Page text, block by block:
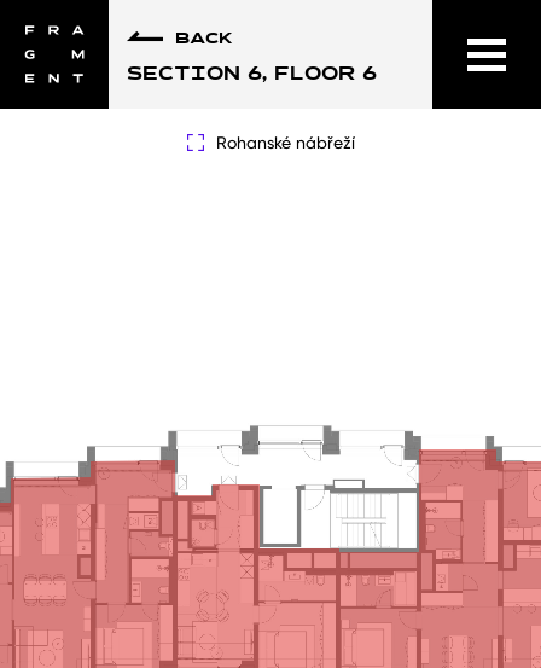
BACK
SECTION 6, FLOOR 6
Rohanské nábřeží